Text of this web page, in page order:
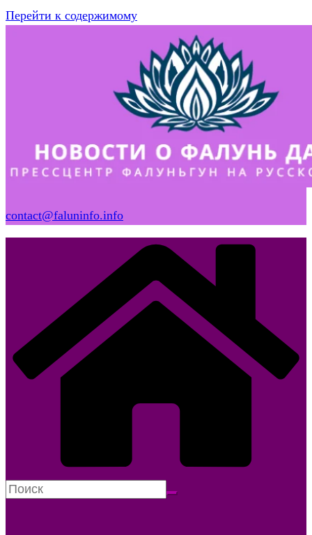
Перейти к содержимому
contact@faluninfo.info